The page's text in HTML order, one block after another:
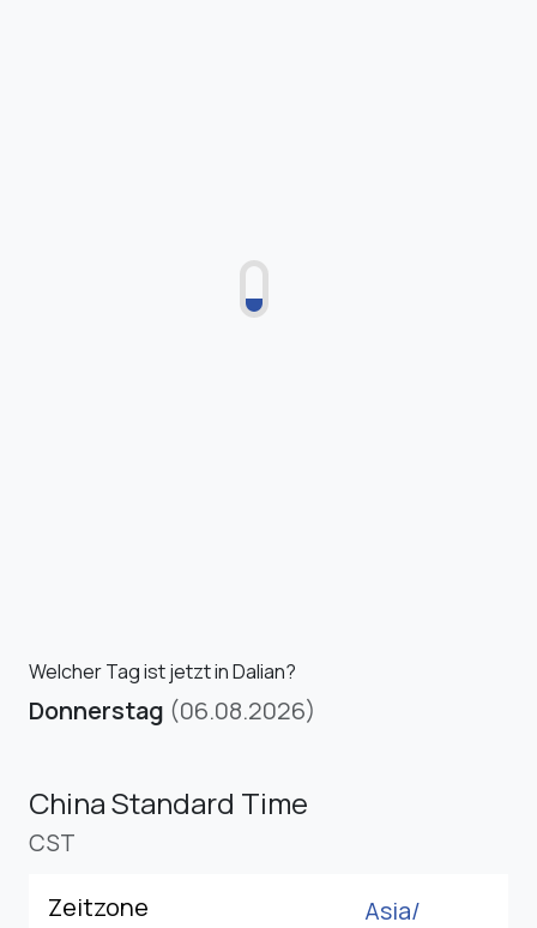
Welcher Tag ist jetzt in Dalian?
Donnerstag (06.08.2026)
China Standard Time
CST
Zeitzone
Asia/